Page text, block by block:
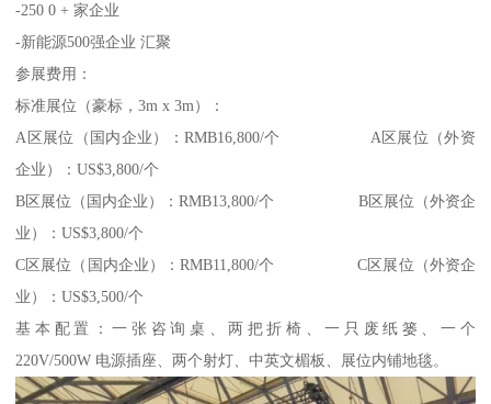
-250 0 + 家企业
-新能源500强企业 汇聚
参展费用：
标准展位（豪标，3m x 3m）：
A区展位（国内企业）：RMB16,800/个 A区展位（外资
企业）：US$3,800/个
B区展位（国内企业）：RMB13,800/个 B区展位（外资企
业）：US$3,800/个
C区展位（国内企业）：RMB11,800/个 C区展位（外资企
业）：US$3,500/个
基本配置：一张咨询桌、两把折椅、一只废纸篓、一个
220V/500W 电源插座、两个射灯、中英文楣板、展位内铺地毯。